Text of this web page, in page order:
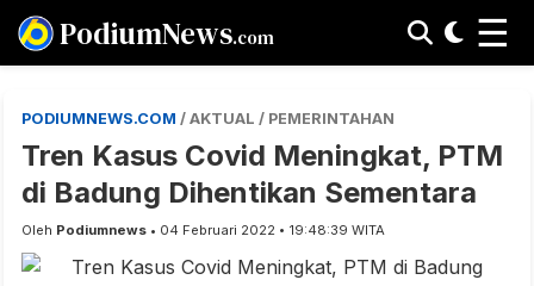
PodiumNews.com ☰
PODIUMNEWS.COM / AKTUAL / PEMERINTAHAN
Tren Kasus Covid Meningkat, PTM
di Badung Dihentikan Sementara
Oleh Podiumnews • 04 Februari 2022 • 19:48:39 WITA